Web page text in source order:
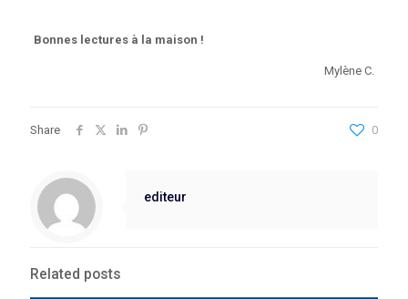
Bonnes lectures à la maison !
Mylène C.
Share 0
editeur
Related posts